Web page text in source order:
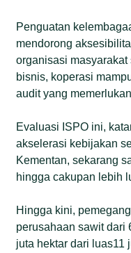
Penguatan
mendorong
organisasi
bisnis, koperasi
audit yang
Evaluasi ISPO ini,
akselerasi kebijakan
Kementan, sekarang
hingga cakupan lebih
Hingga kini,
perusahaan sawit dari
juta hektar dari luas11